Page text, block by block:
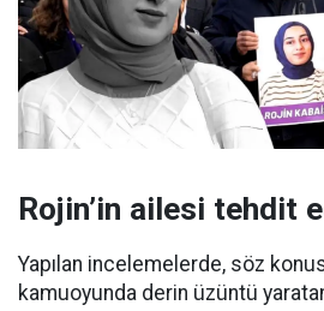
Rojin’in ailesi tehdit
Yapılan incelemelerde, söz
kamuoyunda derin üzüntü